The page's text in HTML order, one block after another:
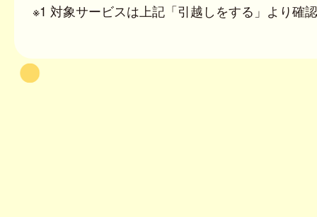
※1 対象サービスは上記「引越しをする」より確